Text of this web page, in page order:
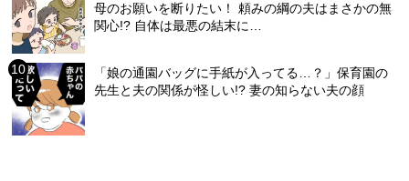
母のお願いを断りたい！ 頼みの綱の夫はまさかの無
関心!? 自体は最悪の結末に…
「娘の通園バッグに手紙が入ってる…？」保育園の
先生と夫の関係が怪しい!? 妻の知らない夫の顔